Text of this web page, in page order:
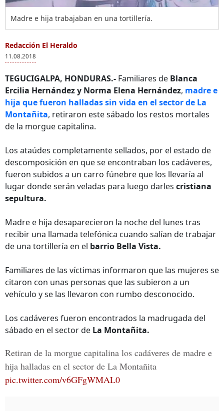
Madre e hija trabajaban en una tortillería.
Redacción El Heraldo
11.08.2018
TEGUCIGALPA, HONDURAS.- Familiares de Blanca
Ercilia Hernández y Norma Elena Hernández, madre e
hija que fueron halladas sin vida en el sector de La
Montañita, retiraron este sábado los restos mortales
de la morgue capitalina.
Los ataúdes completamente sellados, por el estado de
descomposición en que se encontraban los cadáveres,
fueron subidos a un carro fúnebre que los llevaría al
lugar donde serán veladas para luego darles cristiana
sepultura.
Madre e hija desaparecieron la noche del lunes tras
recibir una llamada telefónica cuando salían de trabajar
de una tortillería en el barrio Bella Vista.
Familiares de las víctimas informaron que las mujeres se
citaron con unas personas que las subieron a un
vehículo y se las llevaron con rumbo desconocido.
Los cadáveres fueron encontrados la madrugada del
sábado en el sector de La Montañita.
Retiran de la morgue capitalina los cadáveres de madre e
hija halladas en el sector de La Montañita
pic.twitter.com/v6GFgWMAL0